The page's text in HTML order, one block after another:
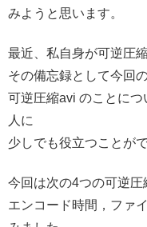
みようと思います。
最近、私自身が可逆圧
その備忘録として今回
可逆圧縮avi のことに
人に
少しでも役立つことが
今回は次の4つの可逆圧
エンコード時間，ファ